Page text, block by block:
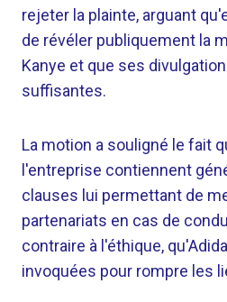
rejeter la plainte, arguant
de révéler publiquement la
Kanye et que ses
suffisantes.
La motion a souligné le fait
l'entreprise contiennent
clauses lui permettant de
partenariats en cas de
contraire à l'éthique,
invoquées pour rompre les